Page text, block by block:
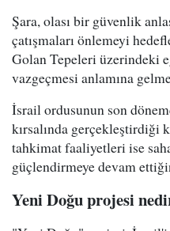
Şara, olası bir güvenlik
çatışmaları önlemeyi
Golan Tepeleri üzerindeki
vazgeçmesi anlamına
İsrail ordusunun son
kırsalında gerçekleştirdiği
tahkimat faaliyetleri ise
güçlendirmeye devam
Yeni Doğu projesi